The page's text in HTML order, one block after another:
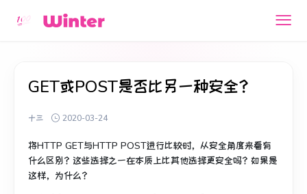
GET或POST是否比另一种安全？
十三 2020-03-24
将HTTP GET与HTTP POST进行比较时，从安全角度来看有
什么区别？ 这些选择之一在本质上比其他选择更安全吗？ 如果是
这样，为什么？